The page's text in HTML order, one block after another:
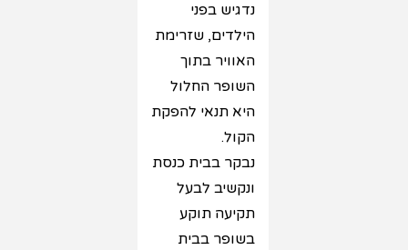
נדגיש בפני
הילדים, שזרימת
האוויר בתוך
השופר החלול
היא תנאי להפקת
הקול.
נבקר בבית כנסת
ונקשיב לבעל
תקיעה תוקע
בשופר בבית